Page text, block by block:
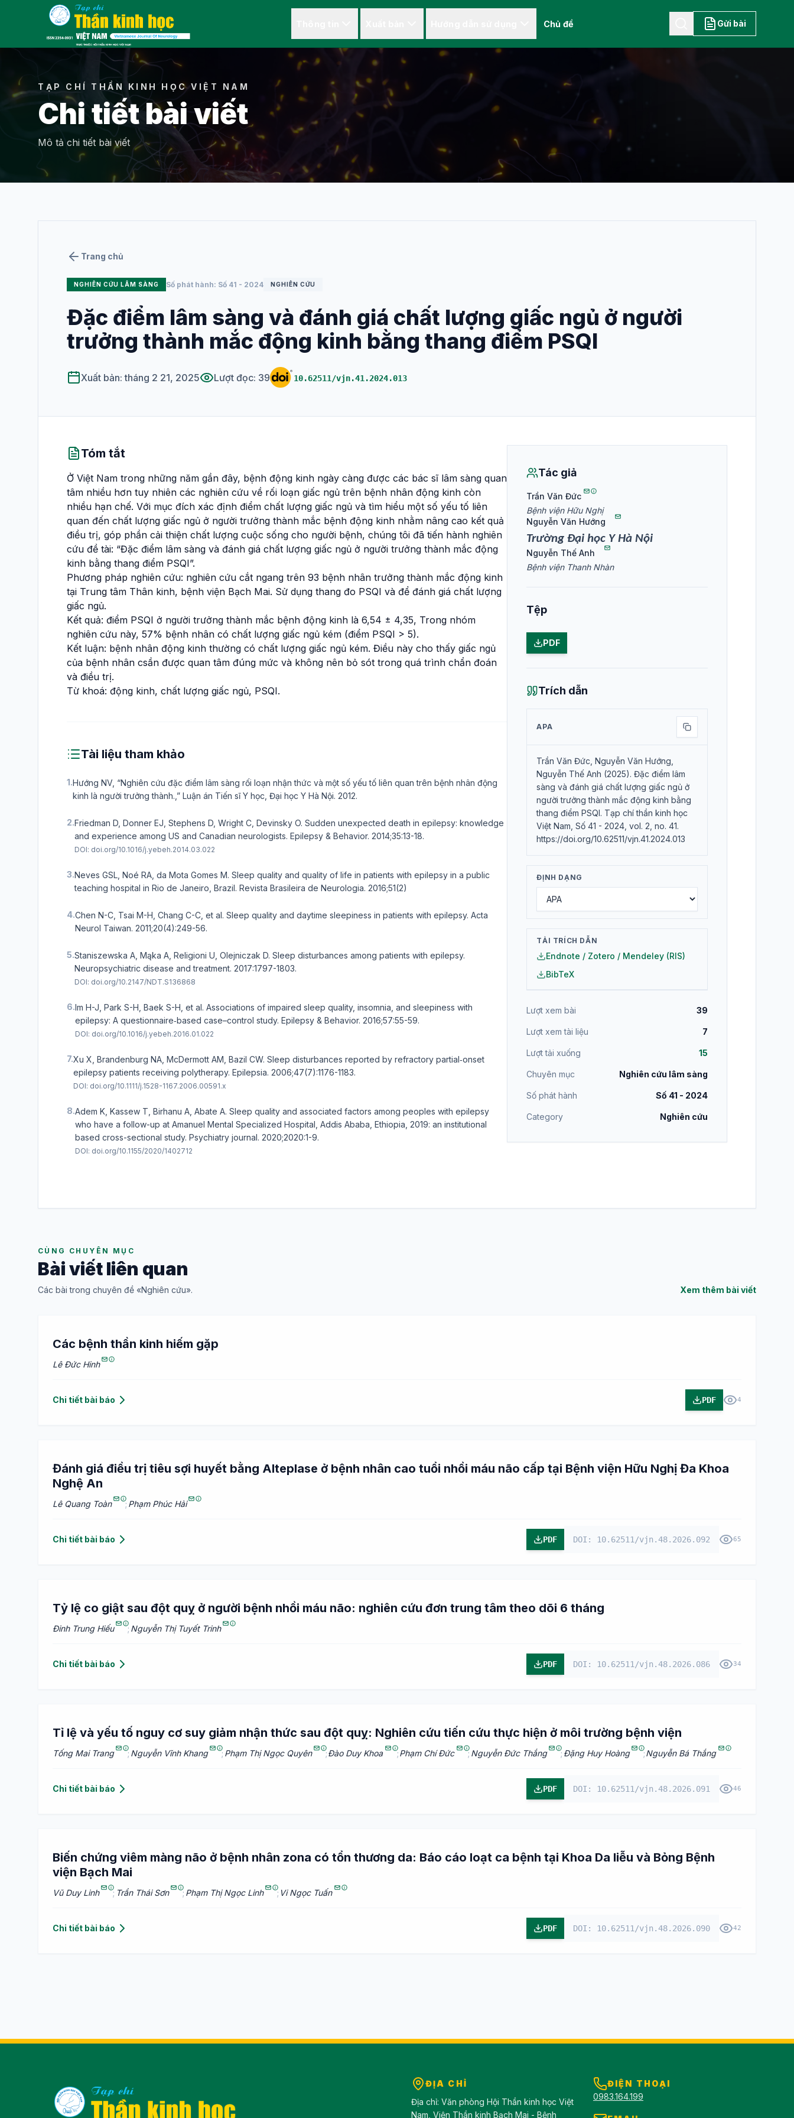
Chủ đề Gửi bài
Giới thiệu về tạp
chí
Số hiện tại
Tất cả các số
Dành cho phản
TẠP CHÍ THẦN KINH HỌC VIỆT NAM
Chi tiết bài viết
Mô tả chi tiết bài viết
Trang chủ
NGHIÊN CỨU LÂM SÀNG Số phát hành: Số 41 - 2024 NGHIÊN CỨU
Đặc điểm lâm sàng và đánh giá chất lượng giấc ngủ ở người
trưởng thành mắc động kinh bằng thang điểm PSQI
Xuất bản: tháng 2 21, 2025 Lượt đọc: 39 10.62511/vjn.41.2024.013
Tóm tắt
Ở Việt Nam trong những năm gần đây, bệnh động kinh ngày càng được các bác sĩ lâm sàng quan
tâm nhiều hơn tuy nhiên các nghiên cứu về rối loạn giấc ngủ trên bệnh nhân động kinh còn
nhiều hạn chế. Với mục đích xác định điểm chất lượng giấc ngủ và tìm hiểu một số yếu tố liên
quan đến chất lượng giấc ngủ ở người trưởng thành mắc bệnh động kinh nhằm nâng cao kết quả
điều trị, góp phần cải thiện chất lượng cuộc sống cho người bệnh, chúng tôi đã tiến hành nghiên
cứu đề tài: “Đặc điểm lâm sàng và đánh giá chất lượng giấc ngủ ở người trưởng thành mắc động
kinh bằng thang điểm PSQI”.
Phương pháp nghiên cứu: nghiên cứu cắt ngang trên 93 bệnh nhân trưởng thành mắc động kinh
tại Trung tâm Thân kinh, bệnh viện Bạch Mai. Sử dụng thang đo PSQI và để đánh giá chất lượng
giấc ngủ.
Kết quả: điểm PSQI ở người trưởng thành mắc bệnh động kinh là 6,54 ± 4,35, Trong nhóm
nghiên cứu này, 57% bệnh nhân có chất lượng giấc ngủ kém (điểm PSQI > 5).
Kết luận: bệnh nhân động kinh thường có chất lượng giấc ngủ kém. Điều này cho thấy giấc ngủ
của bệnh nhân csần được quan tâm đúng mức và không nên bỏ sót trong quá trình chẩn đoán
và điều trị.
Từ khoá: động kinh, chất lượng giấc ngủ, PSQI.
Tài liệu tham khảo
1.Hướng NV, “Nghiên cứu đặc điểm lâm sàng rối loạn nhận thức và một số yếu tố liên quan trên bệnh nhân động
kinh là người trưởng thành.,” Luận án Tiến sĩ Y học, Đại học Y Hà Nội. 2012.
2.Friedman D, Donner EJ, Stephens D, Wright C, Devinsky O. Sudden unexpected death in epilepsy: knowledge
and experience among US and Canadian neurologists. Epilepsy & Behavior. 2014;35:13-18.
DOI: doi.org/10.1016/j.yebeh.2014.03.022
3.Neves GSL, Noé RA, da Mota Gomes M. Sleep quality and quality of life in patients with epilepsy in a public
teaching hospital in Rio de Janeiro, Brazil. Revista Brasileira de Neurologia. 2016;51(2)
4.Chen N-C, Tsai M-H, Chang C-C, et al. Sleep quality and daytime sleepiness in patients with epilepsy. Acta
Neurol Taiwan. 2011;20(4):249-56.
5.Staniszewska A, Mąka A, Religioni U, Olejniczak D. Sleep disturbances among patients with epilepsy.
Neuropsychiatric disease and treatment. 2017:1797-1803.
DOI: doi.org/10.2147/NDT.S136868
6.Im H-J, Park S-H, Baek S-H, et al. Associations of impaired sleep quality, insomnia, and sleepiness with
epilepsy: A questionnaire‐based case–control study. Epilepsy & Behavior. 2016;57:55-59.
DOI: doi.org/10.1016/j.yebeh.2016.01.022
7.Xu X, Brandenburg NA, McDermott AM, Bazil CW. Sleep disturbances reported by refractory partial‐onset
epilepsy patients receiving polytherapy. Epilepsia. 2006;47(7):1176-1183.
DOI: doi.org/10.1111/j.1528-1167.2006.00591.x
8.Adem K, Kassew T, Birhanu A, Abate A. Sleep quality and associated factors among peoples with epilepsy
who have a follow-up at Amanuel Mental Specialized Hospital, Addis Ababa, Ethiopia, 2019: an institutional
based cross-sectional study. Psychiatry journal. 2020;2020:1-9.
DOI: doi.org/10.1155/2020/1402712
Tác giả
Trần Văn Đức
Bệnh viện Hữu Nghị
Nguyễn Văn Hướng
Trường Đại học Y Hà Nội
Nguyễn Thế Anh
Bệnh viện Thanh Nhàn
Tệp
PDF
Trích dẫn
APA
Trần Văn Đức, Nguyễn Văn Hướng,
Nguyễn Thế Anh (2025). Đặc điểm lâm
sàng và đánh giá chất lượng giấc ngủ ở
người trưởng thành mắc động kinh bằng
thang điểm PSQI. Tạp chí thần kinh học
Việt Nam, Số 41 - 2024, vol. 2, no. 41.
https://doi.org/10.62511/vjn.41.2024.013
ĐỊNH DẠNG
TẢI TRÍCH DẪN
Endnote / Zotero / Mendeley (RIS)
BibTeX
Lượt xem bài 39
Lượt xem tài liệu 7
Lượt tải xuống 15
Chuyên mục Nghiên cứu lâm sàng
Số phát hành Số 41 - 2024
Category Nghiên cứu
CÙNG CHUYÊN MỤC
Bài viết liên quan
Các bài trong chuyên đề «Nghiên cứu». Xem thêm bài viết
Các bệnh thần kinh hiếm gặp
Lê Đức Hinh
Chi tiết bài báo PDF 4
Đánh giá điều trị tiêu sợi huyết bằng Alteplase ở bệnh nhân cao tuổi nhồi máu não cấp tại Bệnh viện Hữu Nghị Đa Khoa
Nghệ An
Lê Quang Toàn ; Phạm Phúc Hải
Chi tiết bài báo PDF DOI: 10.62511/vjn.48.2026.092 65
Tỷ lệ co giật sau đột quỵ ở người bệnh nhồi máu não: nghiên cứu đơn trung tâm theo dõi 6 tháng
Đinh Trung Hiếu ; Nguyễn Thị Tuyết Trinh
Chi tiết bài báo PDF DOI: 10.62511/vjn.48.2026.086 34
Tỉ lệ và yếu tố nguy cơ suy giảm nhận thức sau đột quỵ: Nghiên cứu tiến cứu thực hiện ở môi trường bệnh viện
Tống Mai Trang ; Nguyễn Vĩnh Khang ; Phạm Thị Ngọc Quyên ;Đào Duy Khoa ;Phạm Chí Đức ; Nguyễn Đức Thắng ; Đặng Huy Hoàng ;Nguyễn Bá Thắng
Chi tiết bài báo PDF DOI: 10.62511/vjn.48.2026.091 46
Biến chứng viêm màng não ở bệnh nhân zona có tổn thương da: Báo cáo loạt ca bệnh tại Khoa Da liễu và Bỏng Bệnh
viện Bạch Mai
Vũ Duy Linh ; Trần Thái Sơn ; Phạm Thị Ngọc Linh ; Vi Ngọc Tuấn
Chi tiết bài báo PDF DOI: 10.62511/vjn.48.2026.090 42
ĐỊA CHỈ
Địa chỉ: Văn phòng Hội Thần kinh học Việt
Nam, Viện Thần kinh Bạch Mai - Bệnh
ĐIỆN THOẠI
0983.164.199